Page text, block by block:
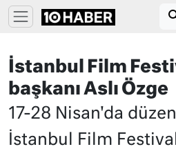
İstanbul Film
başkanı Aslı Özge
17-28 Nisan'da
İstanbul Film